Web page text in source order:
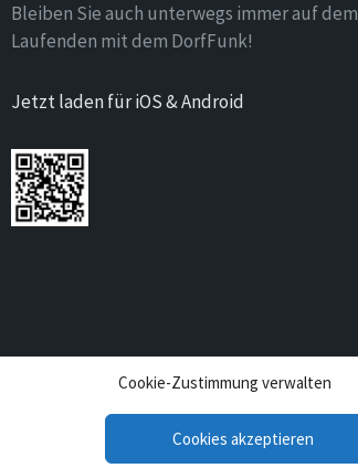
Cookie-Zustimmung verwalten
Cookies akzeptieren
Bleiben Sie auch unterwegs immer auf dem
Laufenden mit dem DorfFunk!
Jetzt laden für iOS & Android